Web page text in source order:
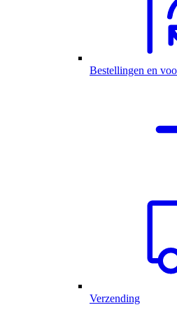
Bestellingen en
Verzending